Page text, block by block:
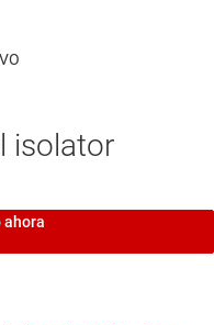
isolator
ahora